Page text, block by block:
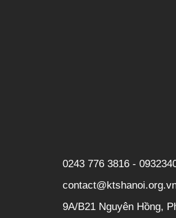
0243 776 3816 -
9A/B21 Nguyên Hồng,